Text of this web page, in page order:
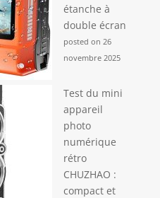
étanche à
double écran
posted on 26
novembre 2025
Test du mini
appareil
photo
numérique
rétro
CHUZHAO :
compact et